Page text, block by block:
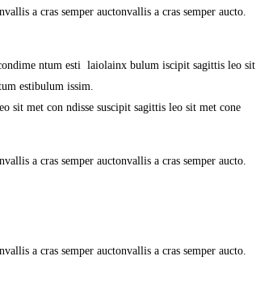
a cras semper auctonvallis a cras semper aucto.
ntum esti laiolainx bulum iscipit sagittis leo sit
estibulum issim.
sit met con ndisse suscipit sagittis leo sit met cone
a cras semper auctonvallis a cras semper aucto.
a cras semper auctonvallis a cras semper aucto.